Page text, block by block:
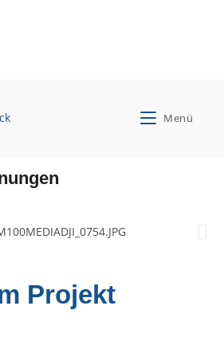
Menü
Projekt